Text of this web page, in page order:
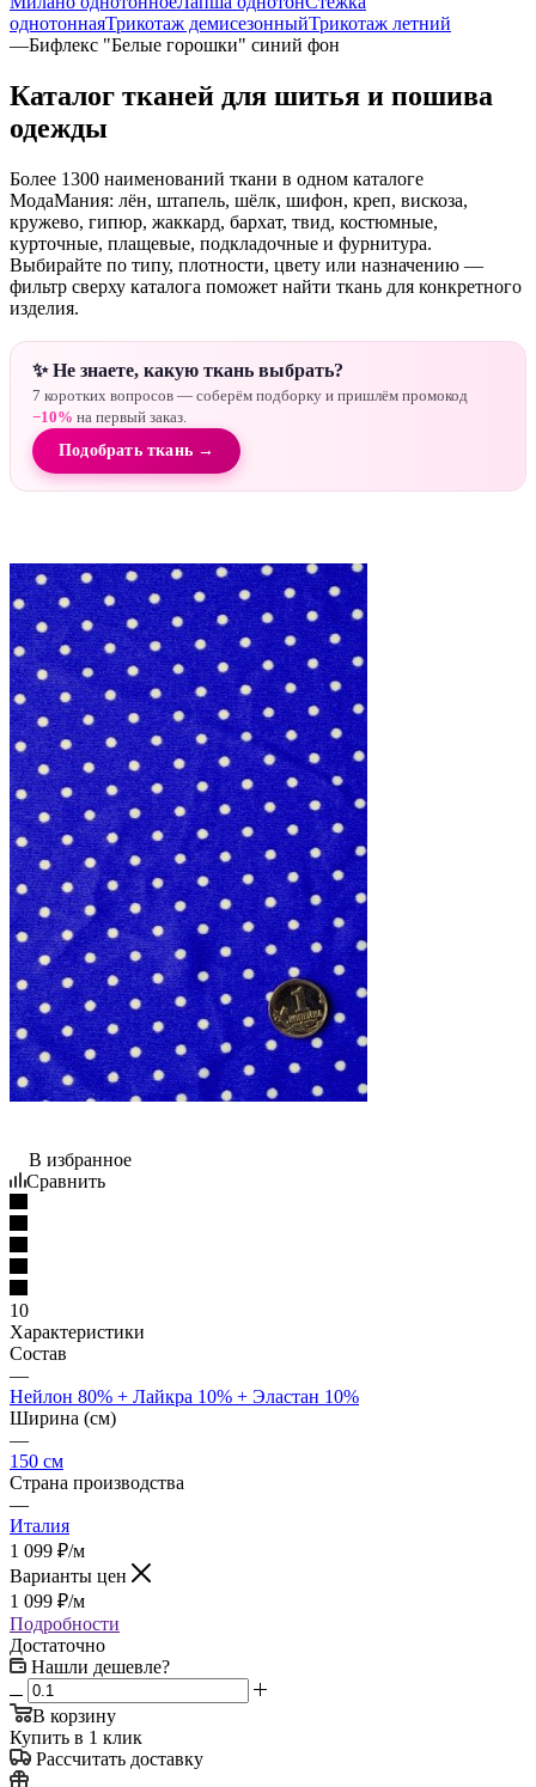
однотоннаяТрикотаж демисезонныйТрикотаж летний
—Бифлекс "Белые горошки" синий фон
Каталог тканей для шитья и пошива
одежды
Более 1300 наименований ткани в одном каталоге
МодаМания: лён, штапель, шёлк, шифон, креп, вискоза,
кружево, гипюр, жаккард, бархат, твид, костюмные,
курточные, плащевые, подкладочные и фурнитура.
Выбирайте по типу, плотности, цвету или назначению —
фильтр сверху каталога поможет найти ткань для конкретного
изделия.
✨ Не знаете, какую ткань выбрать?
7 коротких вопросов — соберём подборку и пришлём промокод
−10% на первый заказ.
Подобрать ткань →
В избранное
Сравнить
10
Характеристики
Состав
—
Нейлон 80% + Лайкра 10% + Эластан 10%
Ширина (см)
—
150 см
Страна производства
—
Италия
1 099 ₽/м
Варианты цен
1 099 ₽/м
Подробности
Достаточно
Нашли дешевле?
В корзину
Купить в 1 клик
Рассчитать доставку